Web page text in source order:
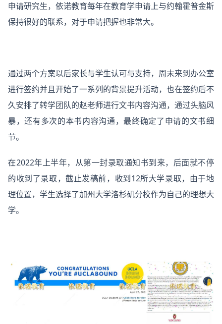
申请研究生，依诺教育每年在教育学申请上与约翰霍普金斯
保持很好的联系，对于申请把握也非常大。
通过两个方案以后家长与学生认可与支持，周末来到办公室
进行签约并且开始了一系列的背景提升活动，也在签约后不
久安排了转学团队的赵老师进行文书内容沟通，通过头脑风
暴，还有多次的本书内容沟通，最终确定了申请的文书细
节。
在2022年上半年，从第一封录取通知书到来，后面就不停
的收到了录取，截止发稿前，收到12所大学录取，由于地
理位置，学生选择了加州大学洛杉矶分校作为自己的理想大
学。